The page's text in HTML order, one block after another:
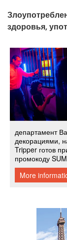
здоровья,